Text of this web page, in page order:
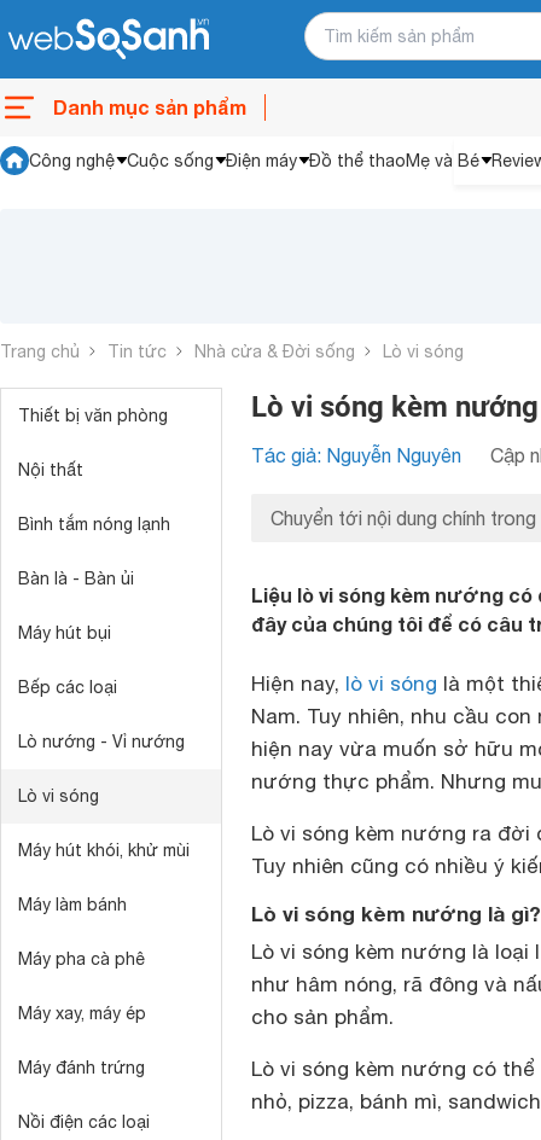
Danh mục sản phẩm
Công nghệ Cuộc sống Điện máy Đồ thể thaoMẹ và Bé
Trang chủ Tin tức Nhà cửa & Đời sống Lò vi sóng
Thiết bị văn phòng
Nội thất
Bình tắm nóng lạnh
Bàn là - Bàn ủi
Máy hút bụi
Bếp các loại
Lò nướng - Vỉ nướng
Lò vi sóng
Máy hút khói, khử mùi
Máy làm bánh
Máy pha cà phê
Máy xay, máy ép
Máy đánh trứng
Nồi điện các loại
Lò vi sóng kèm
Tác giả: Nguyễn Nguyên Cập
Chuyển tới nội dung chính trong
Liệu lò vi sóng kèm nướng
đây của chúng tôi để có câu
Hiện nay, lò vi sóng là một
Nam. Tuy nhiên, nhu cầu
hiện nay vừa muốn sở hữu
nướng thực phẩm. Nhưng
Lò vi sóng kèm nướng ra
Tuy nhiên cũng có nhiều ý
Lò vi sóng kèm nướng là gì?
Lò vi sóng kèm nướng là
như hâm nóng, rã đông và
cho sản phẩm.
Lò vi sóng kèm nướng có
nhỏ, pizza, bánh mì,